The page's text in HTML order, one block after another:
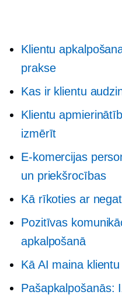
Klientu
prakse
Kas ir klientu
Klientu
izmērīt
E-komercijas
un priekšrocības
Kā rīkoties ar
Pozitīvas
apkalpošanā
Kā AI maina
Pašapkalpošanās: